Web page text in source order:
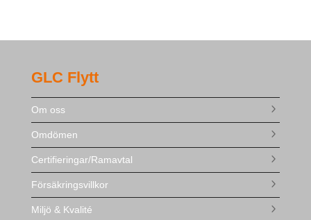
GLC Flytt
Om oss
Omdömen
Certifieringar/Ramavtal
Försäkringsvillkor
Miljö & Kvalité